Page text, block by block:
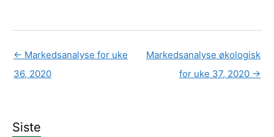
← Markedsanalyse for uke
36, 2020
Markedsanalyse økologisk
for uke 37, 2020 →
Siste